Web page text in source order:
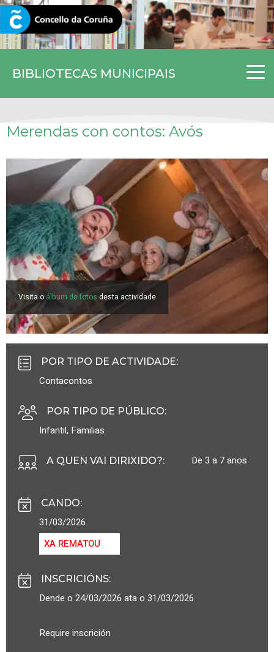
BIBLIOTECAS MUNICIPAIS
CORUNA.GAL
Merendas con contos: Avós
Visita o álbum de fotos desta actividade
POR TIPO DE ACTIVIDADE:
Contacontos
POR TIPO DE PÚBLICO:
Infantil, Familias
A QUEN VAI DIRIXIDO?: De 3 a 7 anos
CANDO:
31/03/2026
XA REMATOU
INSCRICIÓNS:
Dende o 24/03/2026 ata o 31/03/2026
Require inscrición